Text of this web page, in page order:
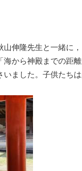
伸隆先生と一緒に
から神殿までの距
ました。子供たち